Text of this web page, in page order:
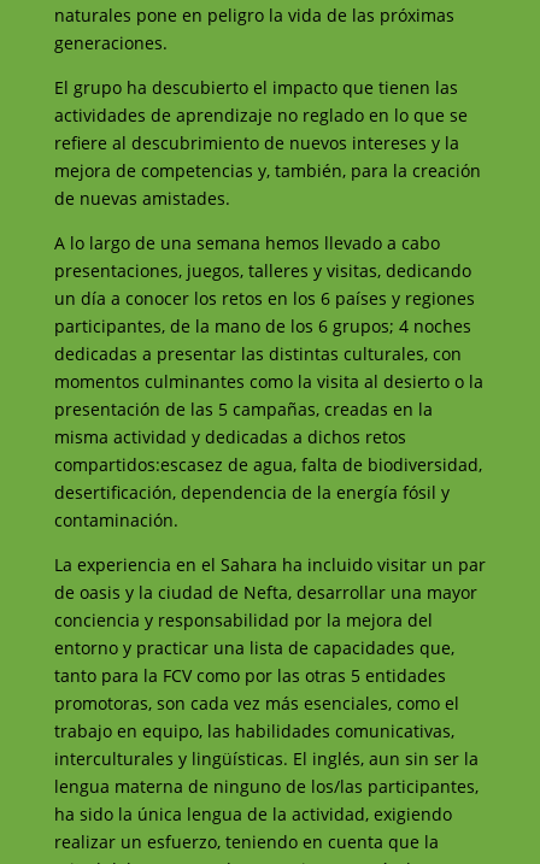
naturales pone en peligro la vida de las próximas
generaciones.
El grupo ha descubierto el impacto que tienen las
actividades de aprendizaje no reglado en lo que se
refiere al descubrimiento de nuevos intereses y la
mejora de competencias y, también, para la creación
de nuevas amistades.
A lo largo de una semana hemos llevado a cabo
presentaciones, juegos, talleres y visitas, dedicando
un día a conocer los retos en los 6 países y regiones
participantes, de la mano de los 6 grupos; 4 noches
dedicadas a presentar las distintas culturales, con
momentos culminantes como la visita al desierto o la
presentación de las 5 campañas, creadas en la
misma actividad y dedicadas a dichos retos
compartidos:escasez de agua, falta de biodiversidad,
desertificación, dependencia de la energía fósil y
contaminación.
La experiencia en el Sahara ha incluido visitar un par
de oasis y la ciudad de Nefta, desarrollar una mayor
conciencia y responsabilidad por la mejora del
entorno y practicar una lista de capacidades que,
tanto para la FCV como por las otras 5 entidades
promotoras, son cada vez más esenciales, como el
trabajo en equipo, las habilidades comunicativas,
interculturales y lingüísticas. El inglés, aun sin ser la
lengua materna de ninguno de los/las participantes,
ha sido la única lengua de la actividad, exigiendo
realizar un esfuerzo, teniendo en cuenta que la